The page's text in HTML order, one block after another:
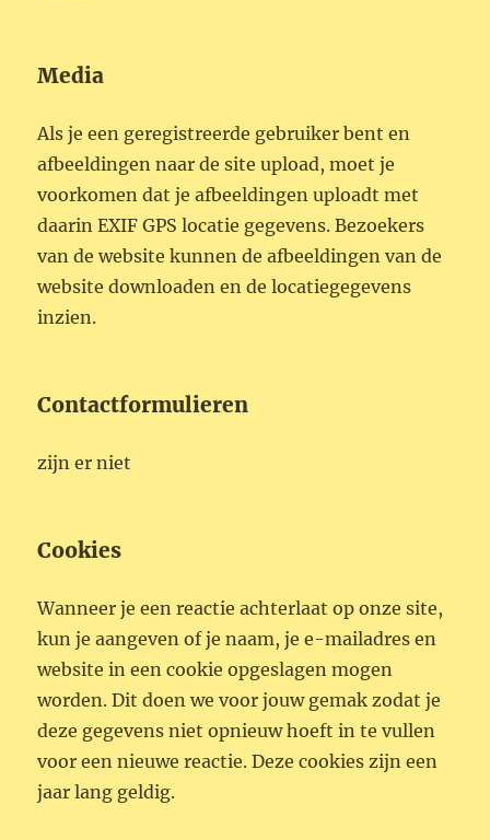
Media
Als je een geregistreerde gebruiker bent en
afbeeldingen naar de site upload, moet je
voorkomen dat je afbeeldingen uploadt met
daarin EXIF GPS locatie gegevens. Bezoekers
van de website kunnen de afbeeldingen van de
website downloaden en de locatiegegevens
inzien.
Contactformulieren
zijn er niet
Cookies
Wanneer je een reactie achterlaat op onze site,
kun je aangeven of je naam, je e-mailadres en
website in een cookie opgeslagen mogen
worden. Dit doen we voor jouw gemak zodat je
deze gegevens niet opnieuw hoeft in te vullen
voor een nieuwe reactie. Deze cookies zijn een
jaar lang geldig.